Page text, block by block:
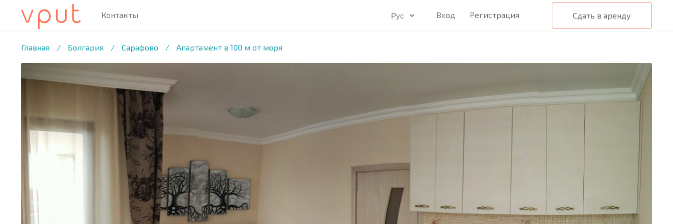
Сдать в аренду
Вход Регистрация
Контакты
Главная / Болгария / Сарафово / Апартамент в 100 м от моря
1 /6 ФОТО